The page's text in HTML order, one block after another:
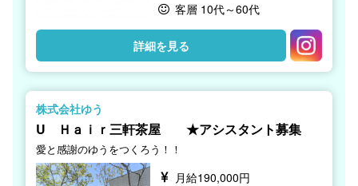
客層 10代～60代
詳細を見る
株式会社ゆう
U Ｈａｉｒ三軒茶屋 ★アシスタント募集
愛と感謝のゆうをつくろう！！
月給190,000円